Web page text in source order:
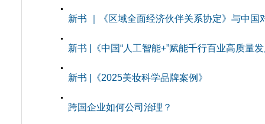
新书 ｜《区域全面经济伙伴关系协定》与中国
新书 |《中国“人工智能+”赋能千行百业高质量
新书 |《2025美妆科学品牌案例》
跨国企业如何公司治理？